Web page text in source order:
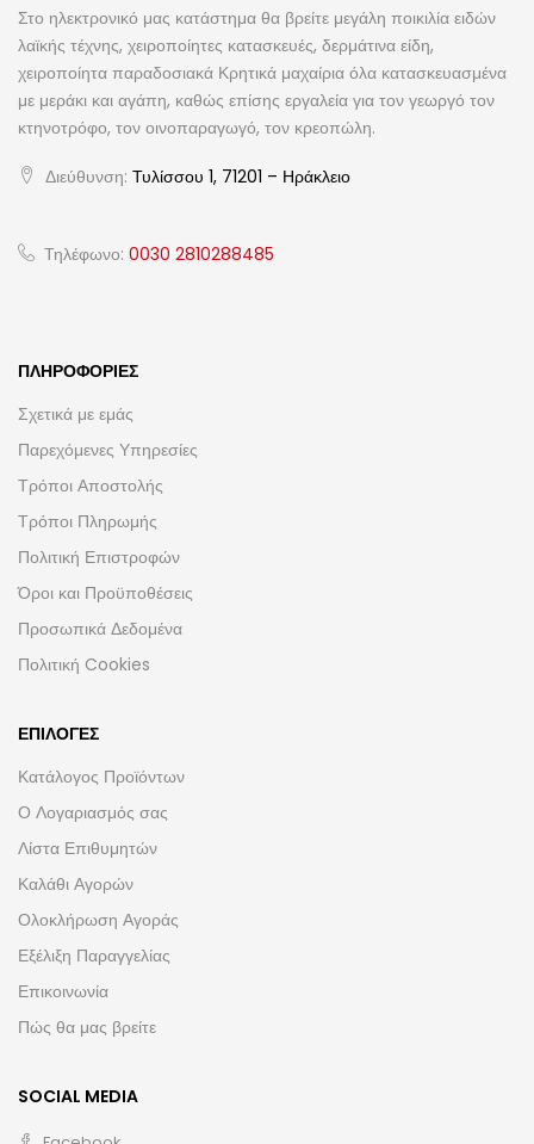
Στο ηλεκτρονικό μας κατάστημα θα βρείτε μεγάλη ποικιλία ειδών
λαϊκής τέχνης, χειροποίητες κατασκευές, δερμάτινα είδη,
χειροποίητα παραδοσιακά Κρητικά μαχαίρια όλα κατασκευασμένα
με μεράκι και αγάπη, καθώς επίσης εργαλεία για τον γεωργό τον
κτηνοτρόφο, τον οινοπαραγωγό, τον κρεοπώλη.
Διεύθυνση: Τυλίσσου 1, 71201 – Ηράκλειο
Τηλέφωνο: 0030 2810288485
ΠΛΗΡΟΦΟΡΊΕΣ
Σχετικά με εμάς
Παρεχόμενες Υπηρεσίες
Τρόποι Αποστολής
Τρόποι Πληρωμής
Πολιτική Επιστροφών
Όροι και Προϋποθέσεις
Προσωπικά Δεδομένα
Πολιτική Cookies
ΕΠΙΛΟΓΈΣ
Κατάλογος Προϊόντων
Ο Λογαριασμός σας
Λίστα Επιθυμητών
Καλάθι Αγορών
Ολοκλήρωση Αγοράς
Εξέλιξη Παραγγελίας
Επικοινωνία
Πώς θα μας βρείτε
SOCIAL MEDIA